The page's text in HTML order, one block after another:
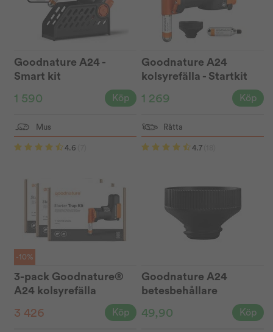
Goodnature A24 -
Smart kit
1 590 Köp
Goodnature A24
kolsyrefälla - Startkit
1 269 Köp
Mus
4.6
-10%
3-pack Goodnature®
A24 kolsyrefälla
3 426 Köp
Råtta
4.7
Goodnature A24
betesbehållare
49,90 Köp